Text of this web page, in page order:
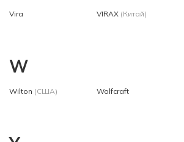
Vira VIRAX (Китай)
W
Wilton (США) Wolfcraft